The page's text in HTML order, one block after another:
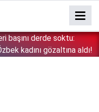
başını derde soktu:
kadını gözaltına aldı!